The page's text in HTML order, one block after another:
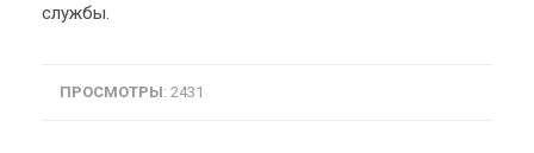
службы.
ПРОСМОТРЫ: 2431